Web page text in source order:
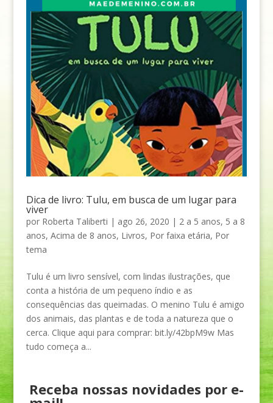
Dica de livro: Tulu, em busca de um lugar para
viver
por Roberta Taliberti | ago 26, 2020 | 2 a 5 anos, 5 a 8
anos, Acima de 8 anos, Livros, Por faixa etária, Por
tema
Tulu é um livro sensível, com lindas ilustrações, que
conta a história de um pequeno índio e as
consequências das queimadas. O menino Tulu é amigo
dos animais, das plantas e de toda a natureza que o
cerca. Clique aqui para comprar: bit.ly/42bpM9w Mas
tudo começa a...
Receba nossas novidades por e-